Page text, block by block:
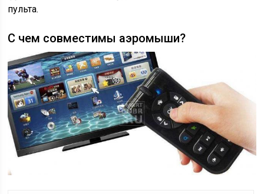
пульта.
С чем совместимы аэромыши?